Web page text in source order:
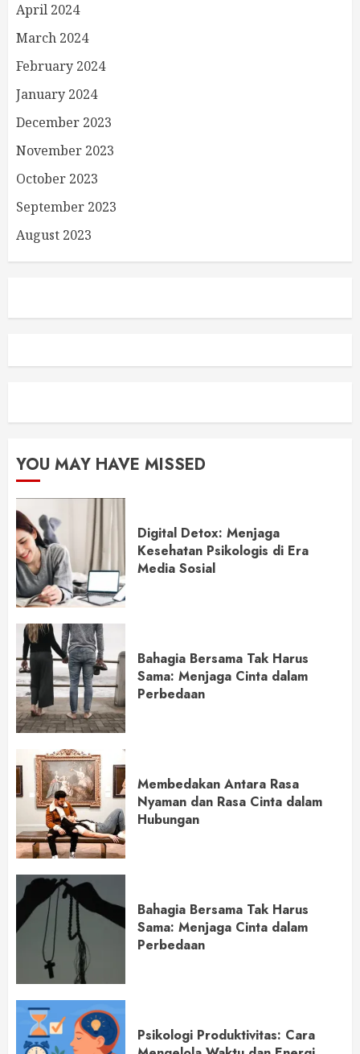
April 2024
March 2024
February 2024
January 2024
December 2023
November 2023
October 2023
September 2023
August 2023
YOU MAY HAVE MISSED
Digital Detox: Menjaga
Kesehatan Psikologis di Era
Media Sosial
Bahagia Bersama Tak Harus
Sama: Menjaga Cinta dalam
Perbedaan
Membedakan Antara Rasa
Nyaman dan Rasa Cinta dalam
Hubungan
Bahagia Bersama Tak Harus
Sama: Menjaga Cinta dalam
Perbedaan
Psikologi Produktivitas: Cara